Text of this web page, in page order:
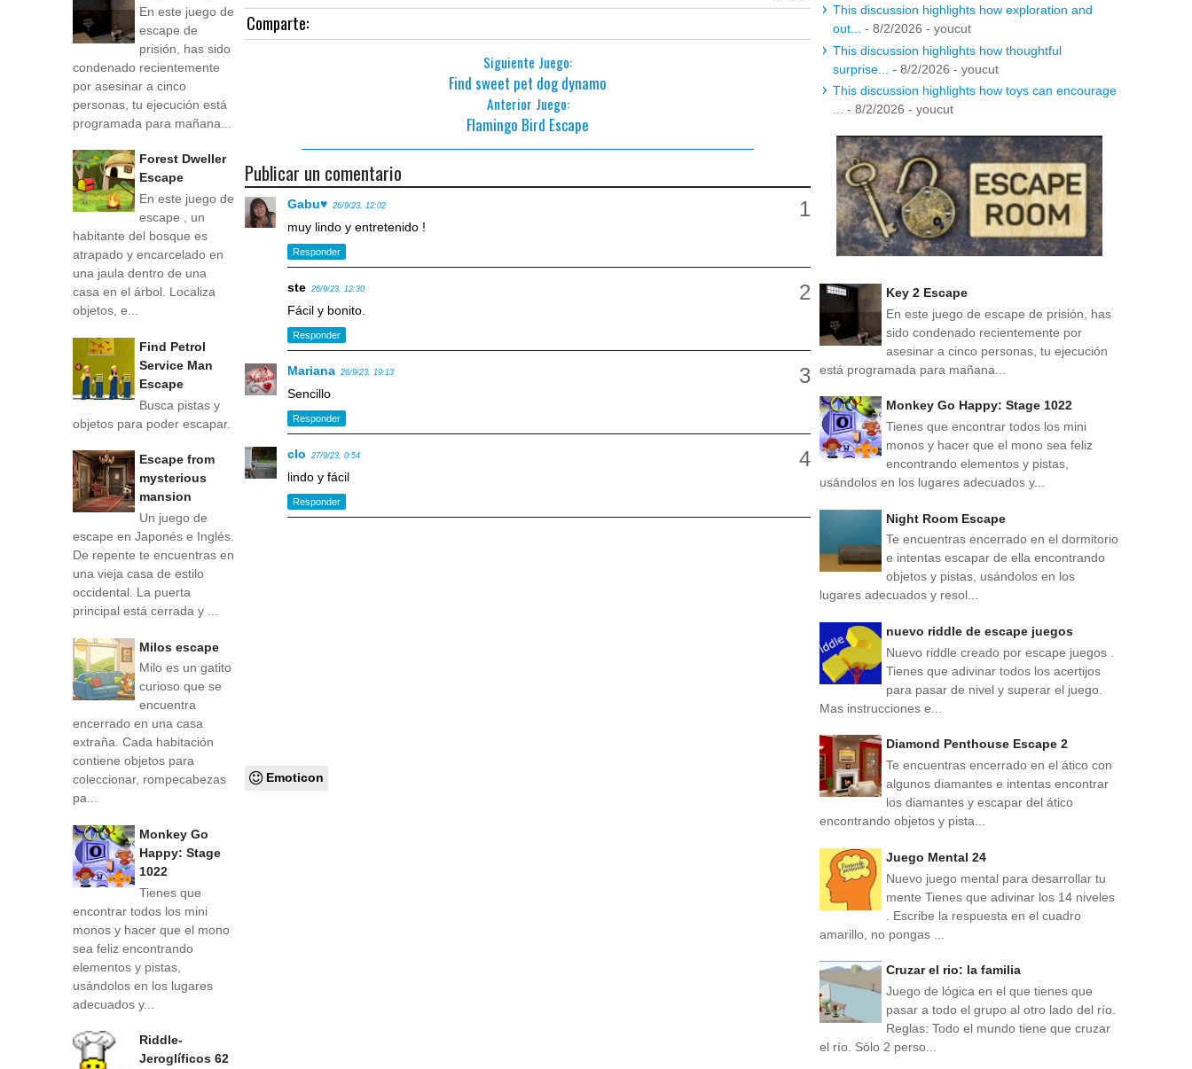
Comparte:
Siguiente Juego:
Find sweet pet dog dynamo
Anterior Juego:
Flamingo Bird Escape
Publicar un comentario
Gabu♥ 26/9/23, 12:02
muy lindo y entretenido !
Responder
ste 26/9/23, 12:30
Fácil y bonito.
Responder
Mariana 26/9/23, 19:13
Sencillo
Responder
clo 27/9/23, 0:54
lindo y fácil
Responder
Emoticon
En este juego de
escape de
prisión, has sido
condenado recientemente
por asesinar a cinco
personas, tu ejecución está
programada para mañana...
Forest Dweller
Escape
En este juego de
escape , un
habitante del bosque es
atrapado y encarcelado en
una jaula dentro de una
casa en el árbol. Localiza
objetos, e...
Find Petrol
Service Man
Escape
Busca pistas y
objetos para poder escapar.
Escape from
mysterious
mansion
Un juego de
escape en Japonés e Inglés.
De repente te encuentras en
una vieja casa de estilo
occidental. La puerta
principal está cerrada y ...
Milos escape
Milo es un gatito
curioso que se
encuentra
encerrado en una casa
extraña. Cada habitación
contiene objetos para
coleccionar, rompecabezas
pa...
Monkey Go
Happy: Stage
1022
Tienes que
encontrar todos los mini
monos y hacer que el mono
sea feliz encontrando
elementos y pistas,
usándolos en los lugares
adecuados y...
Riddle-
Jeroglíficos 62
This discussion highlights how exploration and
out...
- 8/2/2026 - youcut
This discussion highlights how thoughtful
surprise...
- 8/2/2026 - youcut
This discussion highlights how toys can encourage
- 8/2/2026 - youcut
Key 2 Escape
En este juego de escape de prisión, has
sido condenado recientemente por
asesinar a cinco personas, tu ejecución
está programada para mañana...
Monkey Go Happy: Stage 1022
Tienes que encontrar todos los mini
monos y hacer que el mono sea feliz
encontrando elementos y pistas,
usándolos en los lugares adecuados y...
Night Room Escape
Te encuentras encerrado en el dormitorio
e intentas escapar de ella encontrando
objetos y pistas, usándolos en los
lugares adecuados y resol...
nuevo riddle de escape juegos
Nuevo riddle creado por escape juegos .
Tienes que adivinar todos los acertijos
para pasar de nivel y superar el juego.
Mas instrucciones e...
Diamond Penthouse Escape 2
Te encuentras encerrado en el ático con
algunos diamantes e intentas encontrar
los diamantes y escapar del ático
encontrando objetos y pista...
Juego Mental 24
Nuevo juego mental para desarrollar tu
mente Tienes que adivinar los 14 niveles
. Escribe la respuesta en el cuadro
amarillo, no pongas ...
Cruzar el rio: la familia
Juego de lógica en el que tienes que
pasar a todo el grupo al otro lado del río.
Reglas: Todo el mundo tiene que cruzar
el río. Sólo 2 perso...